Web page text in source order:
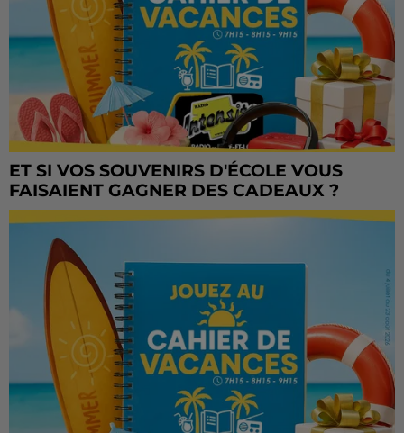
ET SI VOS SOUVENIRS D'ÉCOLE VOUS
FAISAIENT GAGNER DES CADEAUX ?